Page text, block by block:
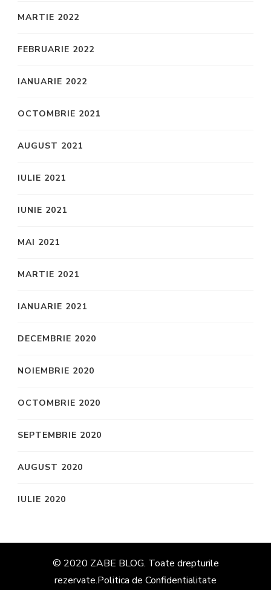
MARTIE 2022
FEBRUARIE 2022
IANUARIE 2022
OCTOMBRIE 2021
AUGUST 2021
IULIE 2021
IUNIE 2021
MAI 2021
MARTIE 2021
IANUARIE 2021
DECEMBRIE 2020
NOIEMBRIE 2020
OCTOMBRIE 2020
SEPTEMBRIE 2020
AUGUST 2020
IULIE 2020
© 2020 ZABE BLOG. Toate drepturile
rezervate.Politica de Confidentialitate